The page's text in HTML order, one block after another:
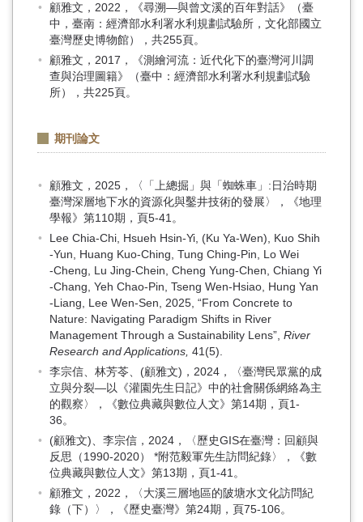
顧雅文，2022，《尋溯—與曾文溪的百年對話》（臺
中，臺南：經濟部水利署水利規劃試驗所，文化部國立
臺灣歷史博物館），共255頁。
顧雅文，2017，《測繪河流：近代化下的臺灣河川調
查與治理圖籍》（臺中：經濟部水利署水利規劃試驗
所），共225頁。
期刊論文
顧雅文，2025，〈「上總掘」與「蜘蛛車」:日治時期
臺灣深層地下水的資源化與鑿井技術的發展〉，《地理
學報》第110期，頁5-41。
Lee Chia‐Chi, Hsueh Hsin‐Yi, (Ku Ya‐Wen), Kuo Shih
‐Yun, Huang Kuo‐Ching, Tung Ching‐Pin, Lo Wei
‐Cheng, Lu Jing‐Chein, Cheng Yung‐Chen, Chiang Yi
‐Chang, Yeh Chao‐Pin, Tseng Wen‐Hsiao, Hung Yan
‐Liang, Lee Wen‐Sen, 2025, “From Concrete to
Nature: Navigating Paradigm Shifts in River
Management Through a Sustainability Lens”, River
Research and Applications, 41(5).
李宗信、林芳苓、(顧雅文)，2024，〈臺灣民眾黨的成
立與分裂—以《灌園先生日記》中的社會關係網絡為主
的觀察〉，《數位典藏與數位人文》第14期，頁1-
36。
(顧雅文)、李宗信，2024，〈歷史GIS在臺灣：回顧與
反思（1990-2020） *附范毅軍先生訪問紀錄〉，《數
位典藏與數位人文》第13期，頁1-41。
顧雅文，2022，〈大溪三層地區的陂塘水文化訪問紀
錄（下）〉，《歷史臺灣》第24期，頁75-106。